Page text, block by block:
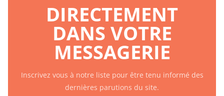
DIRECTEMENT
DANS VOTRE
MESSAGERIE
Inscrivez vous à notre liste pour être tenu informé des
dernières parutions du site.